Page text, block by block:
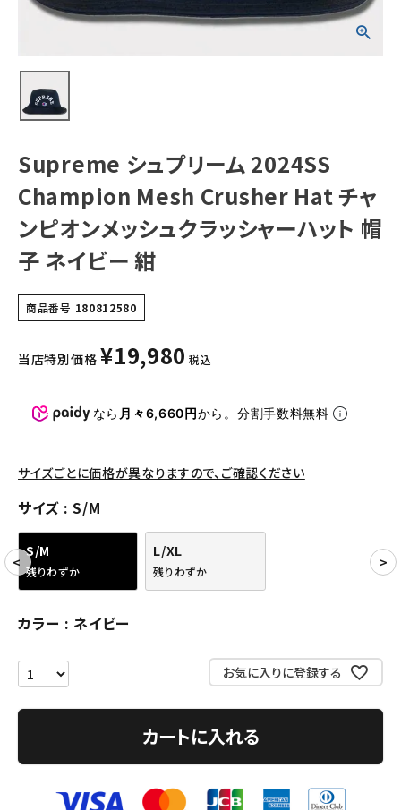
Tシャツ・ロングスリーブ
パーカー・トレーナー
キャップ・ハット
ニット帽・ビーニー
バックパック・リュック
その他バッグ類
スニーカー・ブーツ
パンツ・ショーツ
SEASON
CONTENTS
ACCOUNT MENU
Follow us
Supreme シュプリーム 2024SS
Champion Mesh Crusher Hat チャ
ンピオンメッシュクラッシャーハット 帽
子 ネイビー 紺
商品番号 180812580
当店特別価格 ¥19,980 税込
なら 月々6,660円から。分割手数料無料
サイズごとに価格が異なりますので、ご確認ください
サイズ S/M
S/M
残りわずか
L/XL
残りわずか
カラー ネイビー
お気に入りに登録する
カートに入れる